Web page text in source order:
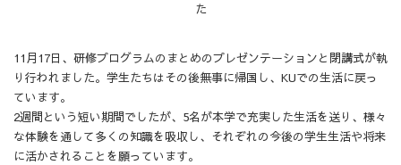
た
11月17日、研修プログラムのまとめのプレゼンテーションと閉講式が執
り行われました。学生たちはその後無事に帰国し、KUでの生活に戻っ
ています。
2週間という短い期間でしたが、5名が本学で充実した生活を送り、様々
な体験を通して多くの知識を吸収し、それぞれの今後の学生生活や将来
に活かされることを願っています。